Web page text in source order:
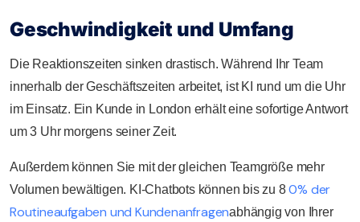
Geschwindigkeit und Umfang
Die Reaktionszeiten sinken drastisch. Während Ihr Team
innerhalb der Geschäftszeiten arbeitet, ist KI rund um die Uhr
im Einsatz. Ein Kunde in London erhält eine sofortige Antwort
um 3 Uhr morgens seiner Zeit.
Außerdem können Sie mit der gleichen Teamgröße mehr
Volumen bewältigen. KI-Chatbots können bis zu 80% der
Routineaufgaben und Kundenanfragenabhängig von Ihrer